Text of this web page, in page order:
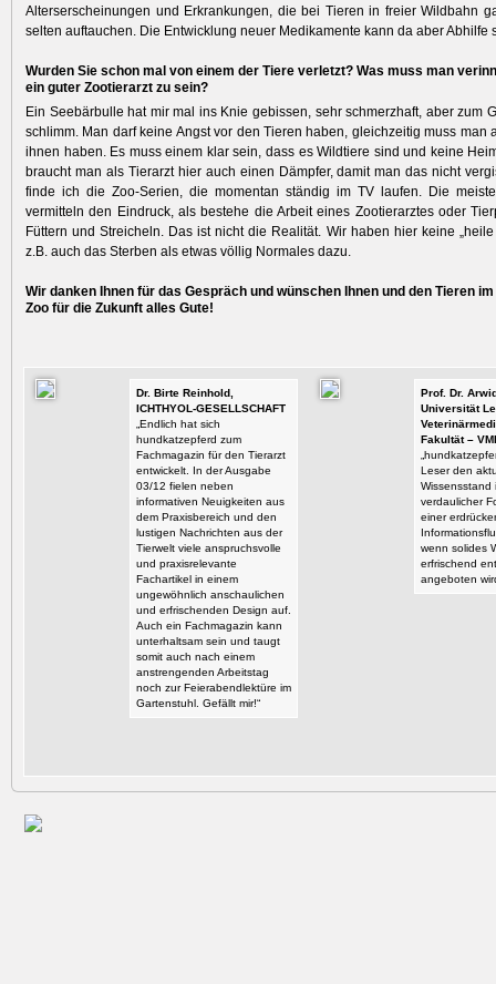
Alterserscheinungen und Erkrankungen, die bei Tieren in freier Wildbahn
selten auftauchen. Die Entwicklung neuer Medikamente kann da aber Abhilfe
Wurden Sie schon mal von einem der Tiere verletzt? Was muss man
ein guter Zootierarzt zu sein?
Ein Seebärbulle hat mir mal ins Knie gebissen, sehr schmerzhaft, aber zum
schlimm. Man darf keine Angst vor den Tieren haben, gleichzeitig muss man
ihnen haben. Es muss einem klar sein, dass es Wildtiere sind und keine
braucht man als Tierarzt hier auch einen Dämpfer, damit man das nicht
finde ich die Zoo-Serien, die momentan ständig im TV laufen. Die
vermitteln den Eindruck, als bestehe die Arbeit eines Zootierarztes oder
Füttern und Streicheln. Das ist nicht die Realität. Wir haben hier keine „heile
z.B. auch das Sterben als etwas völlig Normales dazu.
Wir danken Ihnen für das Gespräch und wünschen Ihnen und den Tieren
Zoo für die Zukunft alles Gute!
Dr. Birte Reinhold,
ICHTHYOL-GESELLSCHAFT
„Endlich hat sich
hundkatzepferd zum
Fachmagazin für den Tierarzt
entwickelt. In der Ausgabe
03/12 fielen neben
informativen Neuigkeiten aus
dem Praxisbereich und den
lustigen Nachrichten aus der
Tierwelt viele anspruchsvolle
und praxisrelevante
Fachartikel in einem
ungewöhnlich anschaulichen
und erfrischenden Design auf.
Auch ein Fachmagazin kann
unterhaltsam sein und taugt
somit auch nach einem
anstrengenden Arbeitstag
noch zur Feierabendlektüre im
Gartenstuhl. Gefällt mir!“
Prof. Dr.
Universität
Fakultät –
Leser den
Wissensstand
verdaulicher
einer
wenn solides
erfrischend
angeboten